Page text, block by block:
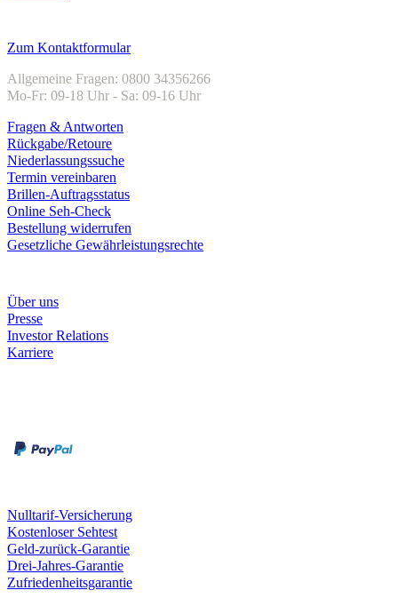
Zum Kontaktformular
Allgemeine Fragen: 0800 34356266
Mo-Fr: 09-18 Uhr - Sa: 09-16 Uhr
Fragen & Antworten
Rückgabe/Retoure
Niederlassungssuche
Termin vereinbaren
Brillen-Auftragsstatus
Online Seh-Check
Bestellung widerrufen
Gesetzliche Gewährleistungsrechte
Über uns
Presse
Investor Relations
Karriere
Nulltarif-Versicherung
Kostenloser Sehtest
Geld-zurück-Garantie
Drei-Jahres-Garantie
Zufriedenheitsgarantie